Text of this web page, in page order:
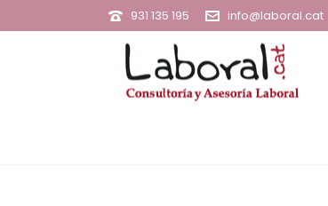
931 135 195 info@laboral.cat